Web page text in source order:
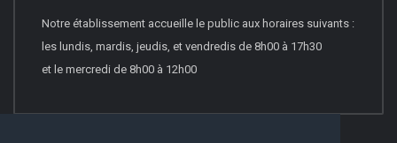
Notre établissement accueille le public aux horaires suivants :
les lundis, mardis, jeudis, et vendredis de 8h00 à 17h30
et le mercredi de 8h00 à 12h00